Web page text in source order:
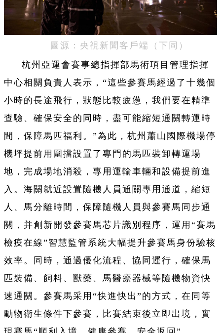
圖源：央視新聞客戶端（下同）
杭州亞運會賽事總指揮部馬術項目管理指揮
中心相關負責人表示，“這些參賽馬經過了十幾個
小時的長途飛行，狀態比較疲憊，我們要在精準
查驗、確保安全的同時，盡可能縮短通關轉運時
間，保障馬匹福利。”為此，杭州蕭山國際機場停
機坪提前用圍擋設置了專門的馬匹裝卸轉運場
地，完成場地消殺，專用運輸車輛和設備提前進
入。海關就近設置隨機人員通關專用通道，縮短
人、馬分離時間，保障隨機人員與參賽馬同步通
關，并創新開發參賽馬芯片識別程序，運用“賽馬
檢疫在線”智慧監管系統大幅提升參賽馬身份驗核
效率。同時，通過優化流程、協同運行，確保馬
匹裝備、飼料、獸藥、馬醫療器械等隨機物資快
速通關。參賽馬采用“快進快出”的方式，在同等
動物衛生條件下參賽，比賽結束後立即出境，實